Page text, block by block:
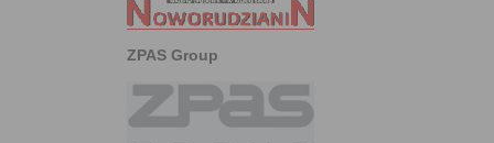
ZPAS Group